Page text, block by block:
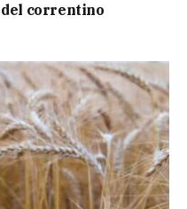
correntino